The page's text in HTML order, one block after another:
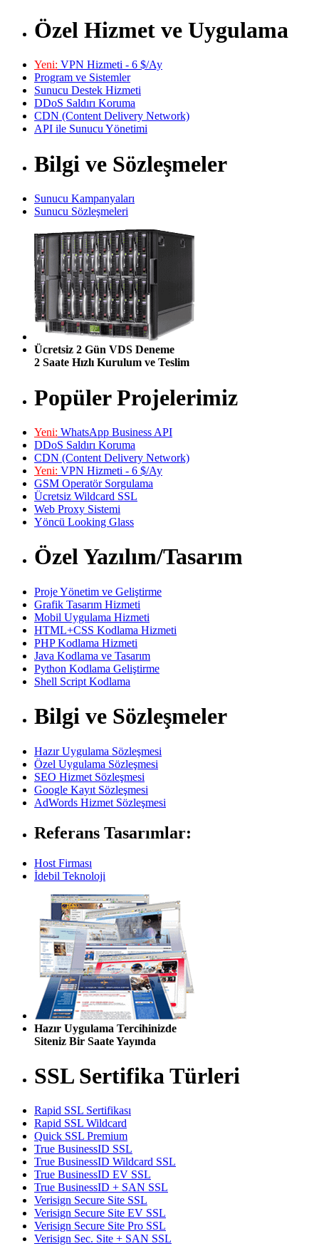
Özel Hizmet ve Uygulama
Yeni: VPN Hizmeti - 6 $/Ay
Program ve Sistemler
Sunucu Destek Hizmeti
DDoS Saldırı Koruma
CDN (Content Delivery Network)
API ile Sunucu Yönetimi
Bilgi ve Sözleşmeler
Sunucu Kampanyaları
Sunucu Sözleşmeleri
Ücretsiz 2 Gün VDS Deneme
2 Saate Hızlı Kurulum ve Teslim
Popüler Projelerimiz
Yeni: WhatsApp Business API
DDoS Saldırı Koruma
CDN (Content Delivery Network)
Yeni: VPN Hizmeti - 6 $/Ay
GSM Operatör Sorgulama
Ücretsiz Wildcard SSL
Web Proxy Sistemi
Yöncü Looking Glass
Özel Yazılım/Tasarım
Proje Yönetim ve Geliştirme
Grafik Tasarım Hizmeti
Mobil Uygulama Hizmeti
HTML+CSS Kodlama Hizmeti
PHP Kodlama Hizmeti
Java Kodlama ve Tasarım
Python Kodlama Geliştirme
Shell Script Kodlama
Bilgi ve Sözleşmeler
Hazır Uygulama Sözleşmesi
Özel Uygulama Sözleşmesi
SEO Hizmet Sözleşmesi
Google Kayıt Sözleşmesi
AdWords Hizmet Sözleşmesi
Referans Tasarımlar:
Host Firması
İdebil Teknoloji
Hazır Uygulama Tercihinizde
Siteniz Bir Saate Yayında
SSL Sertifika Türleri
Rapid SSL Sertifikası
Rapid SSL Wildcard
Quick SSL Premium
True BusinessID SSL
True BusinessID Wildcard SSL
True BusinessID EV SSL
True BusinessID + SAN SSL
Verisign Secure Site SSL
Verisign Secure Site EV SSL
Verisign Secure Site Pro SSL
Verisign Sec. Site + SAN SSL